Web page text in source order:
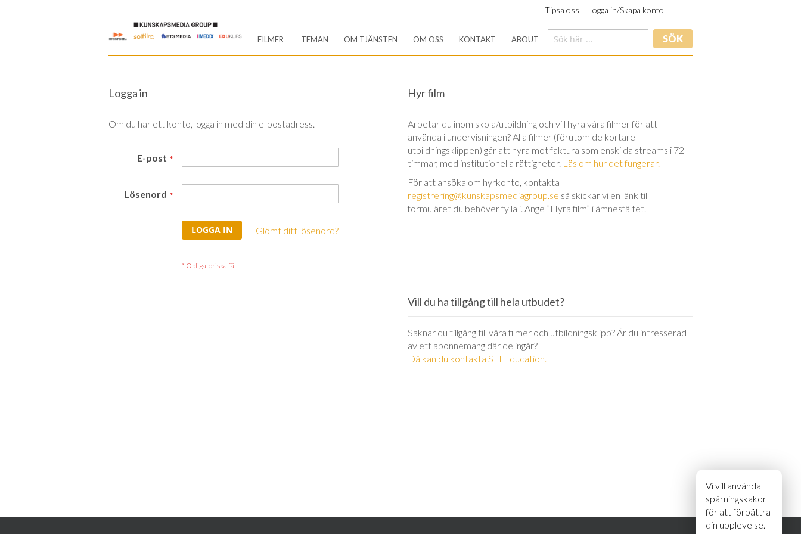
Vi vill använda
spårningskakor
för att förbättra
din upplevelse.
Tipsa oss Logga in/Skapa konto
Content
FILMER TEMAN OM TJÄNSTEN OM OSS KONTAKT ABOUT SÖK
Logga in
Om du har ett konto, logga in med din e-postadress.
E-post
Lösenord
LOGGA IN Glömt ditt lösenord?
Hyr film
Arbetar du inom skola/utbildning och vill hyra våra filmer för att
använda i undervisningen? Alla filmer (förutom de kortare
utbildningsklippen) går att hyra mot faktura som enskilda streams i 72
timmar, med institutionella rättigheter. Läs om hur det fungerar.
För att ansöka om hyrkonto, kontakta
registrering@kunskapsmediagroup.se så skickar vi en länk till
formuläret du behöver fylla i. Ange ”Hyra film” i ämnesfältet.
Vill du ha tillgång till hela utbudet?
Saknar du tillgång till våra filmer och utbildningsklipp? Är du intresserad
av ett abonnemang där de ingår?
Då kan du kontakta SLI Education.